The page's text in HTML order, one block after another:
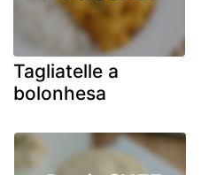
Tagliatelle a
bolonhesa